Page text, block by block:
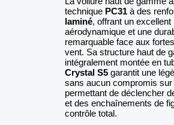
technique PC31à des
laminé, offrant un excellent
aérodynamique et une
remarquable face aux
vent. Sa structure haut de
intégralement montée en
Crystal S5garantit une
sans aucun compromis sur
permettant de déclencher
et des enchaînements de
contrôle total.